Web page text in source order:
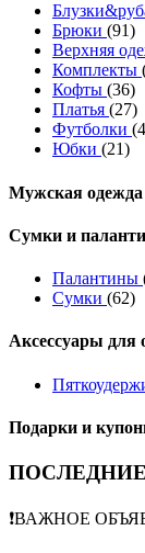
Брюки (91)
Верхняя
Комплекты
Кофты (36)
Платья (27)
Футболки
Юбки (21)
Мужская одежда
Сумки и
Палантины
Сумки (62)
Аксессуары для
Подарки и
❗️ВАЖНОЕ